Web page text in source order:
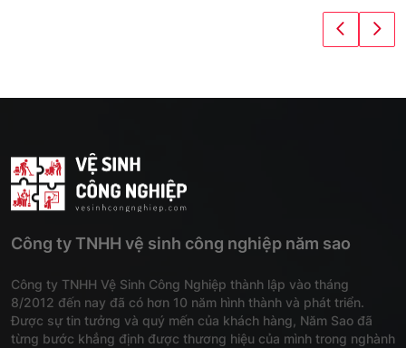
Công ty TNHH vệ sinh công nghiệp năm sao
Công ty TNHH Vệ Sinh Công Nghiệp thành lập vào tháng
8/2012 đến nay đã có hơn 10 năm hình thành và phát triển.
Được sự tin tưởng và quý mến của khách hàng, Năm Sao đã
từng bước khẳng định được thương hiệu của mình trong nghành